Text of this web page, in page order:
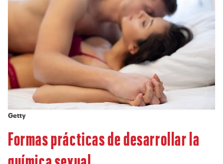
Getty
Formas prácticas de desarrollar la